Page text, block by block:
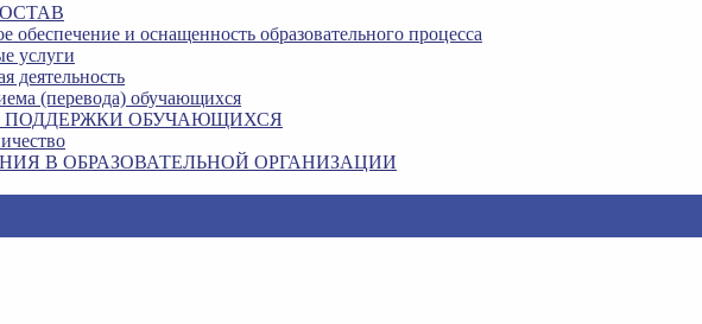
обеспечение и оснащенность образовательного процесса
услуги
деятельность
(перевода) обучающихся
ОБУЧАЮЩИХСЯ
В ОБРАЗОВАТЕЛЬНОЙ ОРГАНИЗАЦИИ